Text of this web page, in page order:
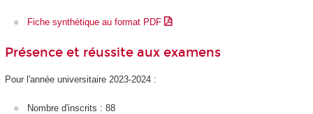
Fiche synthétique au format PDF
Présence et réussite aux examens
Pour l'année universitaire 2023-2024 :
Nombre d'inscrits : 88